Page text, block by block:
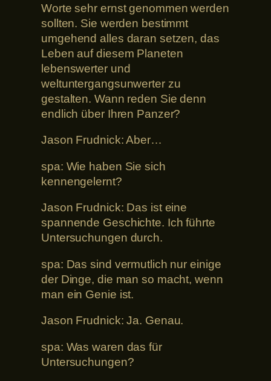
Worte sehr ernst genommen werden
sollten. Sie werden bestimmt
umgehend alles daran setzen, das
Leben auf diesem Planeten
lebenswerter und
weltuntergangsunwerter zu
gestalten. Wann reden Sie denn
endlich über Ihren Panzer?
Jason Frudnick: Aber…
spa: Wie haben Sie sich
kennengelernt?
Jason Frudnick: Das ist eine
spannende Geschichte. Ich führte
Untersuchungen durch.
spa: Das sind vermutlich nur einige
der Dinge, die man so macht, wenn
man ein Genie ist.
Jason Frudnick: Ja. Genau.
spa: Was waren das für
Untersuchungen?